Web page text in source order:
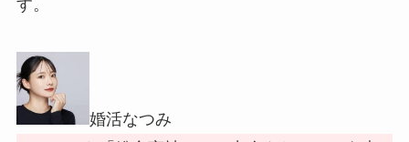
す。
婚活なつみ